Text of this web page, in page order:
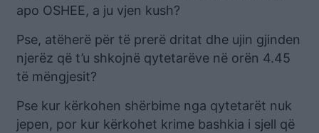
apo OSHEE, a ju vjen kush?
Pse, atëherë për të prerë dritat dhe ujin gjinden
njerëz që t’u shkojnë qytetarëve në orën 4.45
të mëngjesit?
Pse kur kërkohen shërbime nga qytetarët nuk
jepen, por kur kërkohet krime bashkia i sjell që